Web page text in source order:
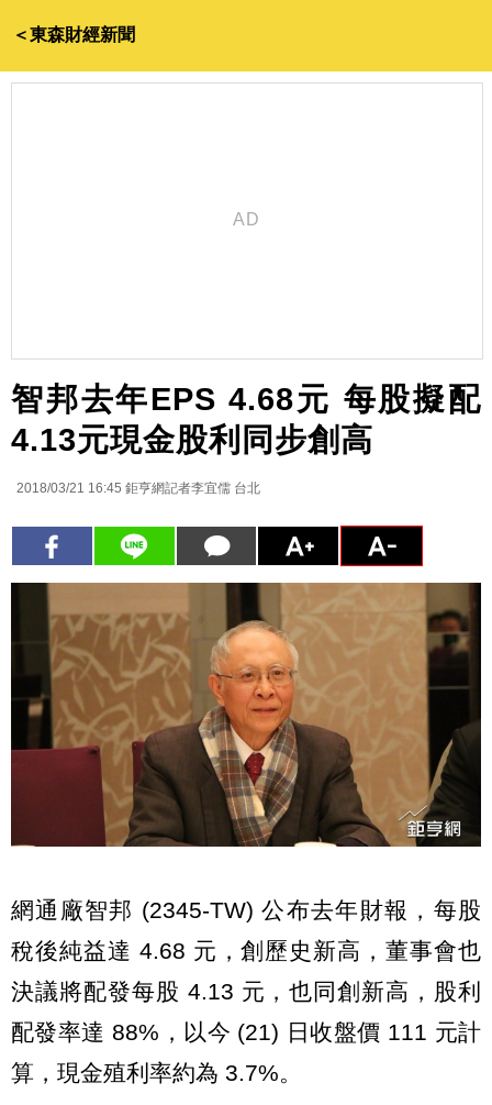
＜東森財經新聞
智邦去年EPS 4.68元 每股擬配
4.13元現金股利同步創高
2018/03/21 16:45 鉅亨網記者李宜儒 台北
網通廠智邦 (2345-TW) 公布去年財報，每股
稅後純益達 4.68 元，創歷史新高，董事會也
決議將配發每股 4.13 元，也同創新高，股利
配發率達 88%，以今 (21) 日收盤價 111 元計
算，現金殖利率約為 3.7%。